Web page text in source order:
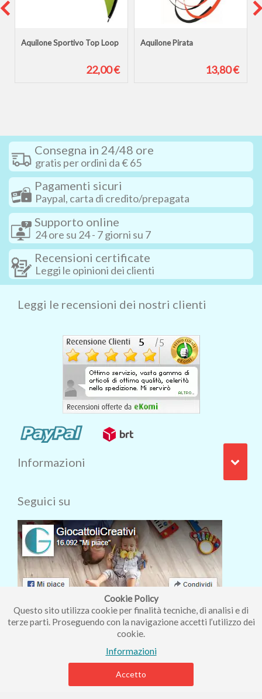
Cookie Policy
Questo sito utilizza cookie per finalità tecniche, di analisi e di
terze parti. Proseguendo con la navigazione accetti l’utilizzo dei
cookie.
Informazioni
Accetto
Aquilone Sportivo Top Loop
22,00 €
Aquilone Pirata
13,80 €
Consegna in 24/48 ore
gratis per ordini da € 65
Pagamenti sicuri
Paypal, carta di credito/prepagata
Supporto online
24 ore su 24 - 7 giorni su 7
Recensioni certificate
Leggi le opinioni dei clienti
Leggi le recensioni dei nostri clienti
Informazioni
Seguici su
Iscriviti alla nostra newsletter
Piccolo Mondo di Ferri Roberta - Via Carlo Pisacane 9/11 57025